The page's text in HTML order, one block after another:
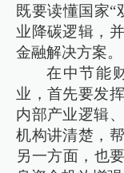
既要读懂国家“
业降碳逻辑，
金融解决方案。
在中节能
业，首先要发
内部产业逻辑
机构讲清楚，
另一方面，也